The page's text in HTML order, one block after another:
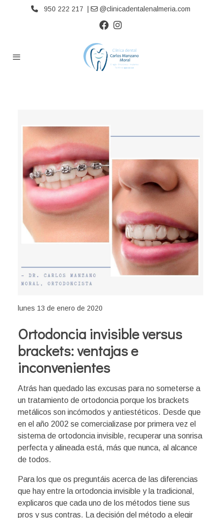
950 222 217 | @clinicadentalenalmeria.com
lunes 13 de enero de 2020
Ortodoncia invisible versus
brackets: ventajas e
inconvenientes
Atrás han quedado las excusas para no someterse a
un tratamiento de ortodoncia porque los brackets
metálicos son incómodos y antiestéticos. Desde que
en el año 2002 se comercializase por primera vez el
sistema de ortodoncia invisible, recuperar una sonrisa
perfecta y alineada está, más que nunca, al alcance
de todos.
Para los que os preguntáis acerca de las diferencias
que hay entre la ortodoncia invisible y la tradicional,
explicaros que cada uno de los métodos tiene sus
pros y sus contras. La decisión del método a elegir